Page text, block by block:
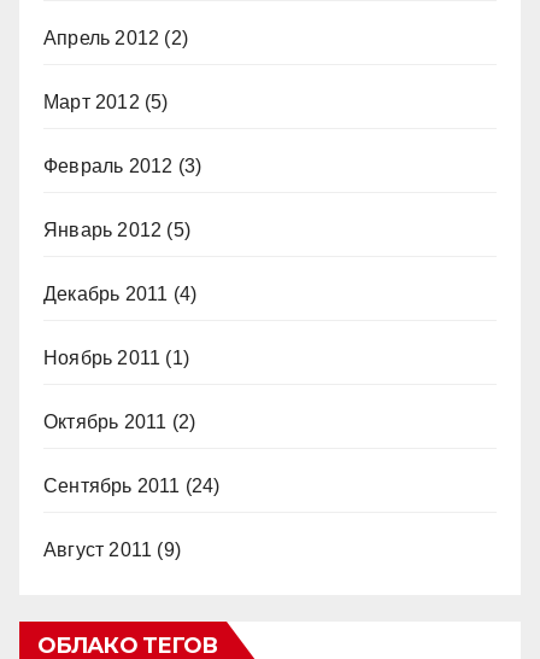
Апрель 2012 (2)
Март 2012 (5)
Февраль 2012 (3)
Январь 2012 (5)
Декабрь 2011 (4)
Ноябрь 2011 (1)
Октябрь 2011 (2)
Сентябрь 2011 (24)
Август 2011 (9)
ОБЛАКО ТЕГОВ